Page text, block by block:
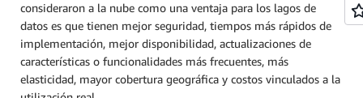
consideraron a la nube como una ventaja para los lagos de
datos es que tienen mejor seguridad, tiempos más rápidos de
implementación, mejor disponibilidad, actualizaciones de
características o funcionalidades más frecuentes, más
elasticidad, mayor cobertura geográfica y costos vinculados a la